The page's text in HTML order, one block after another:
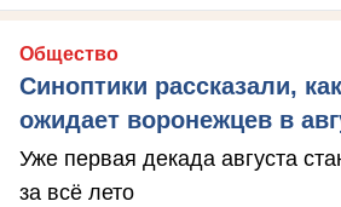
Общество
Синоптики рассказали,
ожидает воронежцев в
Уже первая декада августа
за всё лето